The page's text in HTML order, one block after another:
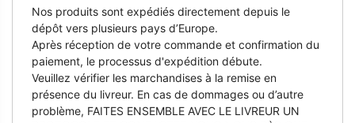
Nos produits sont expédiés directement depuis le
dépôt vers plusieurs pays d’Europe.
Après réception de votre commande et confirmation du
paiement, le processus d'expédition débute.
Veuillez vérifier les marchandises à la remise en
présence du livreur. En cas de dommages ou d’autre
problème, FAITES ENSEMBLE AVEC LE LIVREUR UN